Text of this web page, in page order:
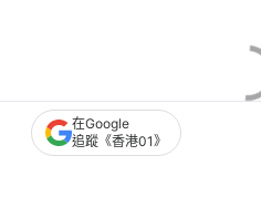
在Google
追蹤《香港01》